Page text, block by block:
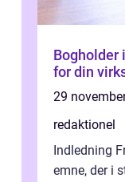
for din
29
redaktionel
Indledning
emne, der i